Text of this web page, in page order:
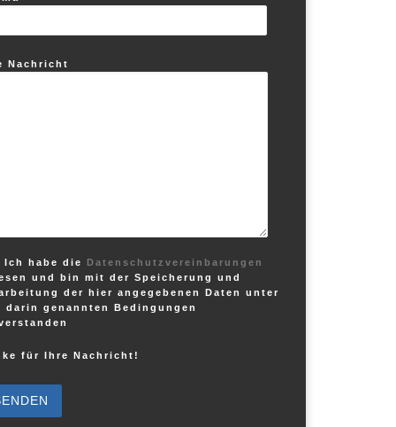
Nachricht
Ich habe die Datenschutzvereinbarungen
und bin mit der Speicherung und
der hier angegebenen Daten unter
darin genannten Bedingungen
für Ihre Nachricht!